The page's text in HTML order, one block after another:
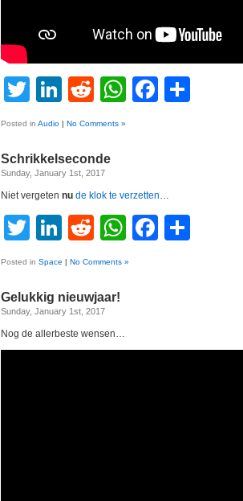
Twitter
LinkedIn
RedditWhatsApp
Posted in Audio | No Comments »
Schrikkelseconde
Sunday, January 1st, 2017
Niet vergeten nu de klok te verzetten…
Twitter
LinkedIn
RedditWhatsApp
Posted in Space | No Comments »
Gelukkig nieuwjaar!
Sunday, January 1st, 2017
Nog de allerbeste wensen…